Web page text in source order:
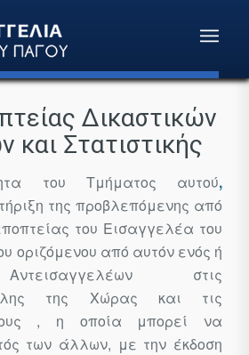
Δικαστικών
και Στατιστικής
του Τμήματος αυτού,
της προβλεπόμενης από
του Εισαγγελέα του
οριζόμενου από αυτόν ενός ή
Αντεισαγγελέων στις
της Χώρας και τις
, η οποία μπορεί να
των άλλων, με την έκδοση